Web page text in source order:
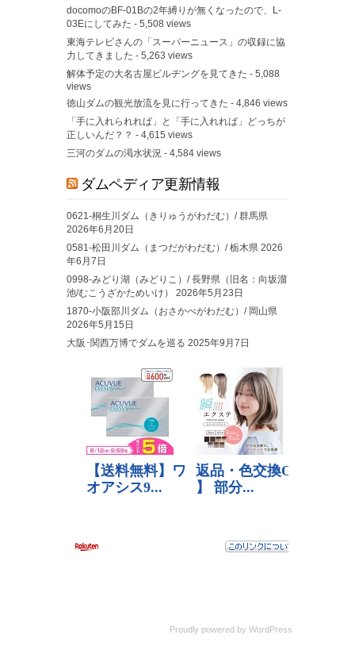
docomoのBF-01Bの2年縛りが無くなったので、L-
03Eにしてみた - 5,508 views
東海テレビさんの「スーパーニュース」の収録に協
力してきました - 5,263 views
解体予定の大名古屋ビルヂングを見てきた - 5,088
views
徳山ダムの観光放流を見に行ってきた - 4,846 views
「手に入れられれば」と「手に入れれば」どっちが
正しいんだ？？ - 4,615 views
三河のダムの渇水状況 - 4,584 views
ダムペディア更新情報
0621-桐生川ダム（きりゅうがわだむ）/ 群馬県
2026年6月20日
0581-松田川ダム（まつだがわだむ）/ 栃木県 2026
年6月7日
0998-みどり湖（みどりこ）/ 長野県（旧名：向坂溜
池/むこうざかためいけ）
2026年5月23日
1870-小阪部川ダム（おさかべがわだむ）/ 岡山県
2026年5月15日
大阪･関西万博でダムを巡る 2025年9月7日
Proudly powered by WordPress